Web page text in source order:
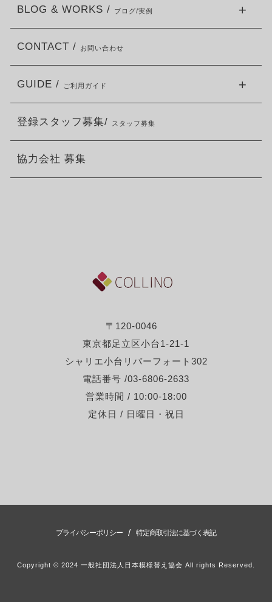
〒120-0046
東京都足立区小台1-21-1
シャリエ小台リバーフォート302
電話番号 /03-6806-2633
営業時間 / 10:00-18:00
定休日 / 日曜日・祝日
BLOG & WORKS / ブログ/実例
CONTACT / お問い合わせ
GUIDE / ご利用ガイド
登録スタッフ募集/ スタッフ募集
協力会社 募集
プライバシーポリシー / 特定商取引法に基づく表記
Copyright © 2024 一般社団法人日本模様替え協会 All rights Reserved.